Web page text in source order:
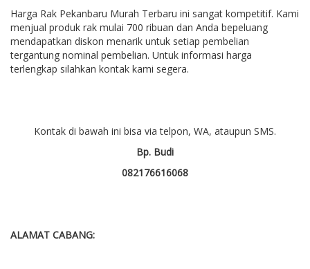
Harga Rak Pekanbaru Murah Terbaru ini sangat kompetitif. Kami
menjual produk rak mulai 700 ribuan dan Anda bepeluang
mendapatkan diskon menarik untuk setiap pembelian
tergantung nominal pembelian. Untuk informasi harga
terlengkap silahkan kontak kami segera.
Kontak di bawah ini bisa via telpon, WA, ataupun SMS.
Bp. Budi
082176616068
ALAMAT CABANG: